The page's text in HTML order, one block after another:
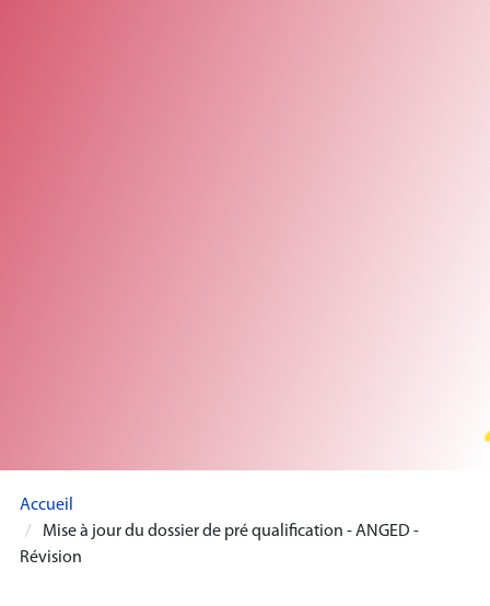
Accueil
Mise à jour du dossier de pré qualification - ANGED -
Révision